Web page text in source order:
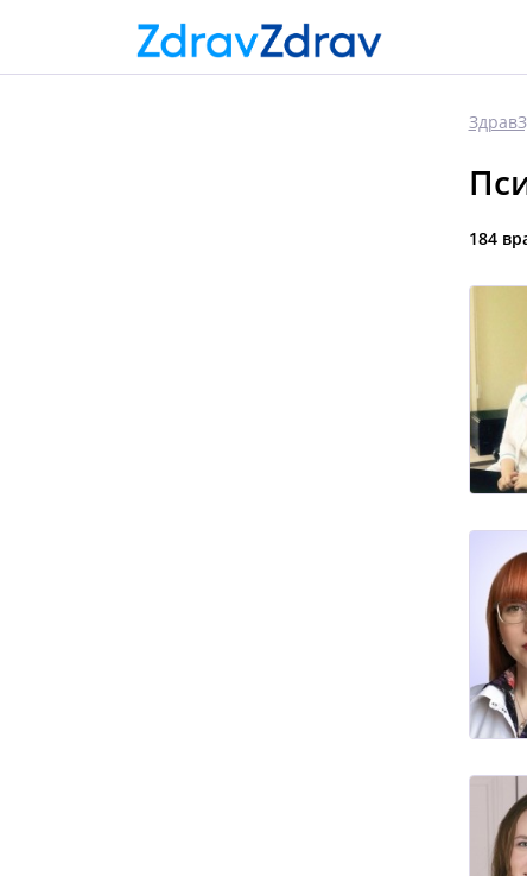
184